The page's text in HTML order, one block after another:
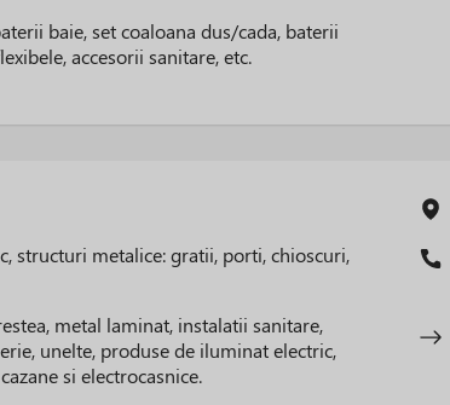
baie, set coaloana dus/cada, baterii
accesorii sanitare, etc.
structuri metalice: gratii, porti, chioscuri,
metal laminat, instalatii sanitare,
unelte, produse de iluminat electric,
si electrocasnice.